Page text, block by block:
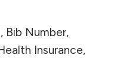
Bib Number,
Insurance,